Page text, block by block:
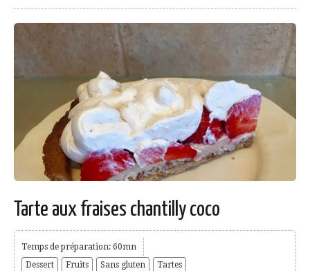
Tarte aux fraises chantilly coco
Temps de préparation: 60mn
Dessert
Fruits Sans gluten Tartes